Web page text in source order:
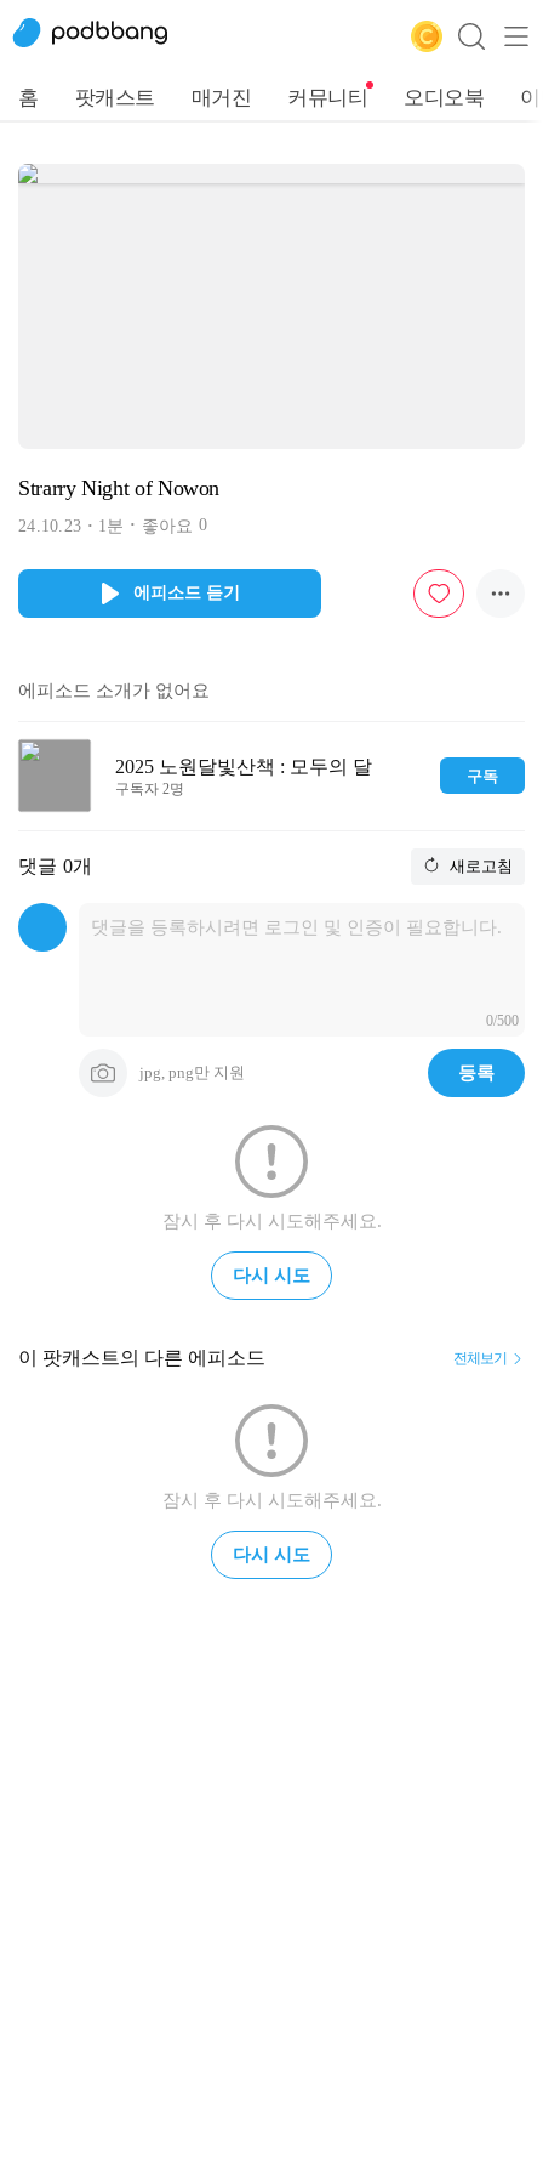
홈 팟캐스트 매거진 커뮤니티 오디오북
Strarry Night of Nowon
24.10.23 1분 좋아요 0
에피소드 듣기
에피소드 소개가 없어요
2025 노원달빛산책 : 모두의 달
구독자 2명
구독
댓글 0개 새로고침
0/500
jpg, png만 지원 등록
잠시 후 다시 시도해주세요.
다시 시도
이 팟캐스트의 다른 에피소드 전체보기
잠시 후 다시 시도해주세요.
다시 시도